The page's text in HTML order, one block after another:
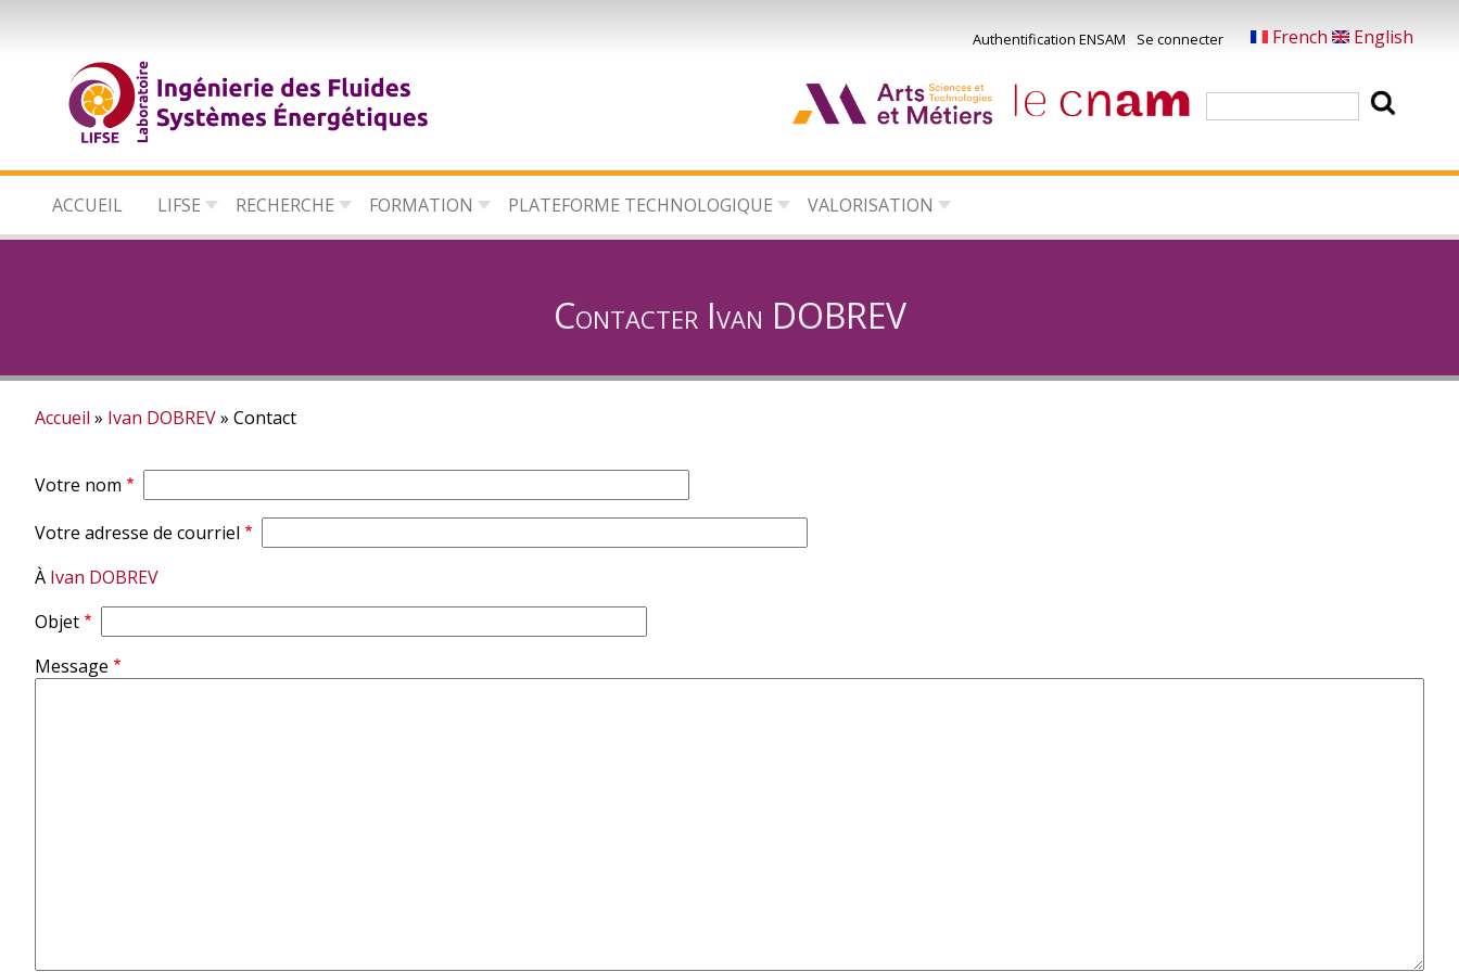
du
compte
Authentification ENSAM Se connecter French English
ACCUEIL LIFSE RECHERCHE FORMATION PLATEFORME TECHNOLOGIQUE VALORISATION
Contacter Ivan DOBREV
d'Ariane
Accueil Ivan DOBREV Contact
Votre nom
Votre adresse de courriel
À Ivan DOBREV
Objet
Message